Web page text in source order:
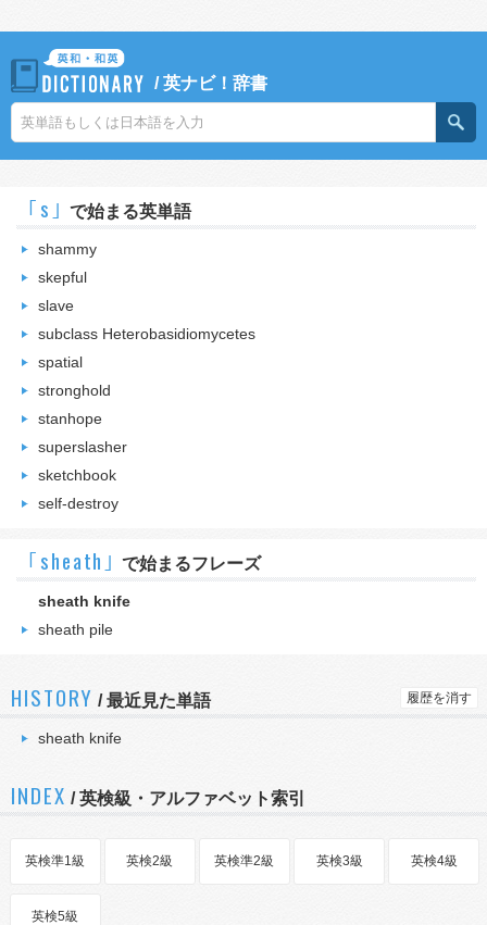
/英ナビ！辞書
｢s｣ で始まる英単語
shammy
skepful
slave
subclass Heterobasidiomycetes
spatial
stronghold
stanhope
superslasher
sketchbook
self-destroy
｢sheath｣ で始まるフレーズ
sheath knife
sheath pile
HISTORY /最近見た単語 履歴を消す
sheath knife
INDEX / 英検級・アルファベット索引
英検準1級 英検2級 英検準2級 英検3級 英検4級
英検5級